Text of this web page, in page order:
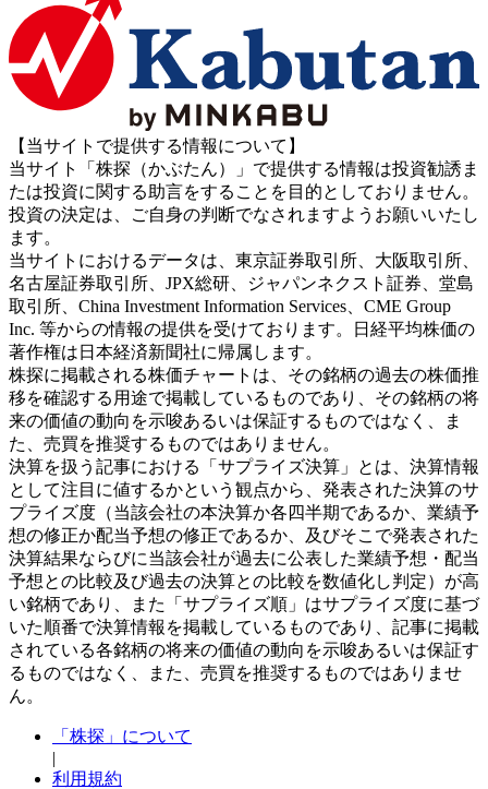
【当サイトで提供する情報について】
当サイト「株探（かぶたん）」で提供する情報は投資勧誘ま
たは投資に関する助言をすることを目的としておりません。
投資の決定は、ご自身の判断でなされますようお願いいたし
ます。
当サイトにおけるデータは、東京証券取引所、大阪取引所、
名古屋証券取引所、JPX総研、ジャパンネクスト証券、堂島
取引所、China Investment Information Services、CME Group
Inc. 等からの情報の提供を受けております。日経平均株価の
著作権は日本経済新聞社に帰属します。
株探に掲載される株価チャートは、その銘柄の過去の株価推
移を確認する用途で掲載しているものであり、その銘柄の将
来の価値の動向を示唆あるいは保証するものではなく、ま
た、売買を推奨するものではありません。
決算を扱う記事における「サプライズ決算」とは、決算情報
として注目に値するかという観点から、発表された決算のサ
プライズ度（当該会社の本決算か各四半期であるか、業績予
想の修正か配当予想の修正であるか、及びそこで発表された
決算結果ならびに当該会社が過去に公表した業績予想・配当
予想との比較及び過去の決算との比較を数値化し判定）が高
い銘柄であり、また「サプライズ順」はサプライズ度に基づ
いた順番で決算情報を掲載しているものであり、記事に掲載
されている各銘柄の将来の価値の動向を示唆あるいは保証す
るものではなく、また、売買を推奨するものではありませ
ん。
「株探」について
|
利用規約